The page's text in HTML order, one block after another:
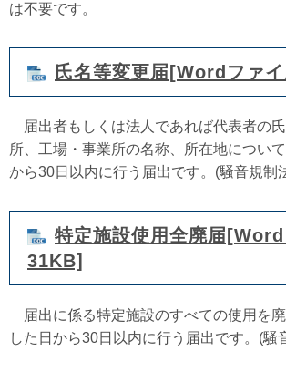
は不要です。
氏名等変更届[Wordファ
届出者もしくは法人であれば代表者の
所、工場・事業所の名称、所在地につい
から30日以内に行う届出です。(騒音規制
特定施設使用全廃届[Word
31KB]
届出に係る特定施設のすべての使用を
した日から30日以内に行う届出です。(騒